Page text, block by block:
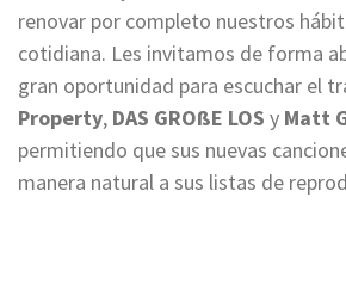
renovar por completo nuestros
cotidiana. Les invitamos de forma
gran oportunidad para escuchar el
Property, DAS GROßE LOS y Matt
permitiendo que sus nuevas
manera natural a sus listas de